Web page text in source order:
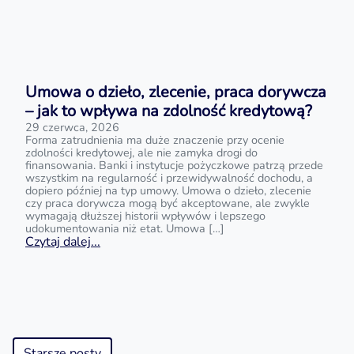
Umowa o dzieło, zlecenie, praca dorywcza
– jak to wpływa na zdolność kredytową?
29 czerwca, 2026
Forma zatrudnienia ma duże znaczenie przy ocenie
zdolności kredytowej, ale nie zamyka drogi do
finansowania. Banki i instytucje pożyczkowe patrzą przede
wszystkim na regularność i przewidywalność dochodu, a
dopiero później na typ umowy. Umowa o dzieło, zlecenie
czy praca dorywcza mogą być akceptowane, ale zwykle
wymagają dłuższej historii wpływów i lepszego
udokumentowania niż etat. Umowa […]
Czytaj dalej...